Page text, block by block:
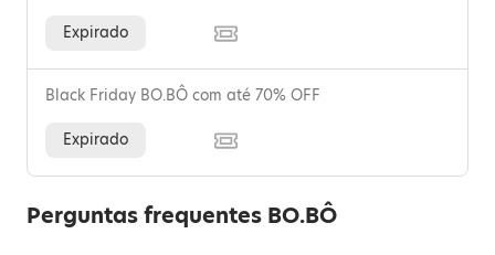
Expirado
Black Friday BO.BÔ com até 70% OFF
Expirado
Perguntas frequentes BO.BÔ